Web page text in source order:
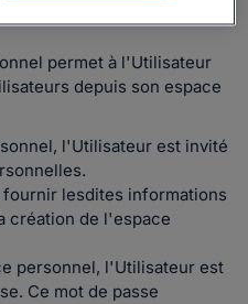
permet à l'Utilisateur
depuis son espace
l'Utilisateur est invité
lesdites informations
création de l'espace
personnel, l'Utilisateur est
Ce mot de passe